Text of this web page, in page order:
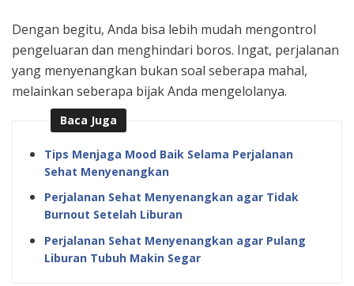
Dengan begitu, Anda bisa lebih mudah mengontrol
pengeluaran dan menghindari boros. Ingat, perjalanan
yang menyenangkan bukan soal seberapa mahal,
melainkan seberapa bijak Anda mengelolanya.
Baca Juga
Tips Menjaga Mood Baik Selama Perjalanan
Sehat Menyenangkan
Perjalanan Sehat Menyenangkan agar Tidak
Burnout Setelah Liburan
Perjalanan Sehat Menyenangkan agar Pulang
Liburan Tubuh Makin Segar